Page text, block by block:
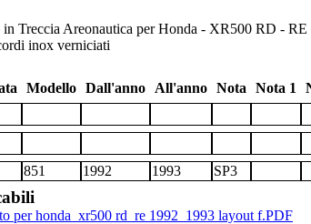
Treccia Areonautica per Honda - XR500 RD -
inox verniciati
Modello Dall'anno All'anno Nota Nota 1
851 1992 1993 SP3
per honda_xr500 rd_re 1992_1993 layout f.PDF